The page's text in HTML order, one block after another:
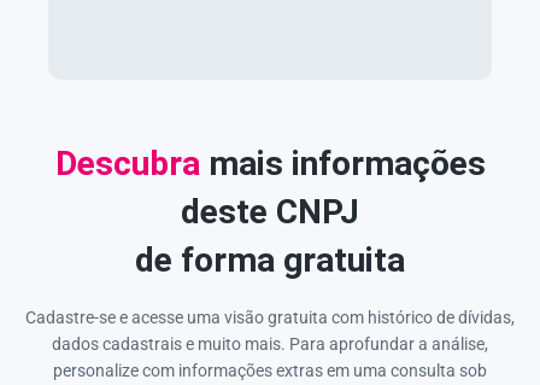
Descubra mais informações
deste CNPJ
de forma gratuita
Cadastre-se e acesse uma visão gratuita com histórico de dívidas,
dados cadastrais e muito mais. Para aprofundar a análise,
personalize com informações extras em uma consulta sob